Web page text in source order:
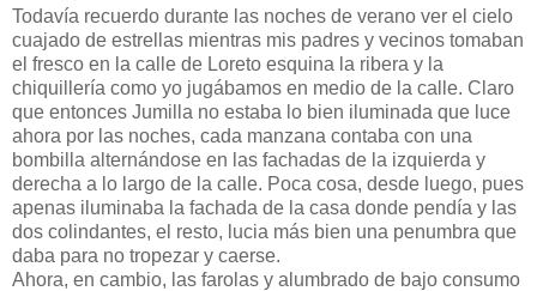
Todavía recuerdo durante las noches de verano ver el cielo
cuajado de estrellas mientras mis padres y vecinos tomaban
el fresco en la calle de Loreto esquina la ribera y la
chiquillería como yo jugábamos en medio de la calle. Claro
que entonces Jumilla no estaba lo bien iluminada que luce
ahora por las noches, cada manzana contaba con una
bombilla alternándose en las fachadas de la izquierda y
derecha a lo largo de la calle. Poca cosa, desde luego, pues
apenas iluminaba la fachada de la casa donde pendía y las
dos colindantes, el resto, lucia más bien una penumbra que
daba para no tropezar y caerse.
Ahora, en cambio, las farolas y alumbrado de bajo consumo